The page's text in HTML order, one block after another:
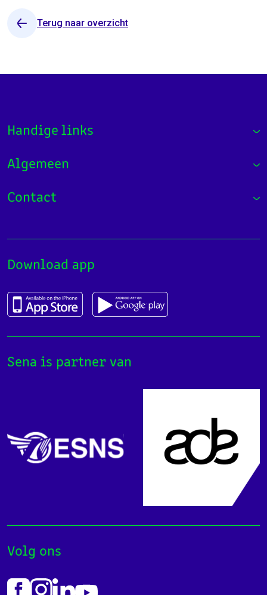
Terug naar overzicht
Handige links
Algemeen
Contact
Download app
Sena is partner van
Volg ons